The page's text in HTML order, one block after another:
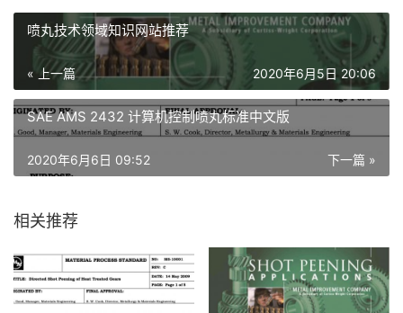
喷丸技术领域知识网站推荐
« 上一篇 2020年6月5日 20:06
SAE AMS 2432 计算机控制喷丸标准中文版
下一篇 »
2020年6月6日 09:52
相关推荐